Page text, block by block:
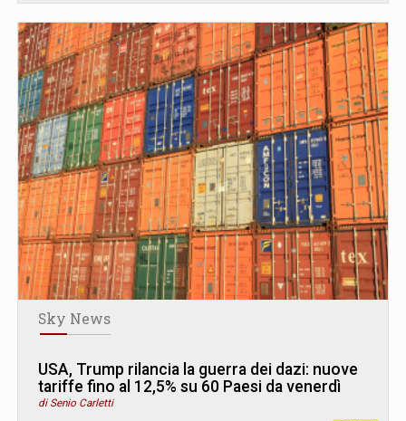
Sky News
USA, Trump rilancia la guerra dei dazi: nuove
tariffe fino al 12,5% su 60 Paesi da venerdì
di Senio Carletti